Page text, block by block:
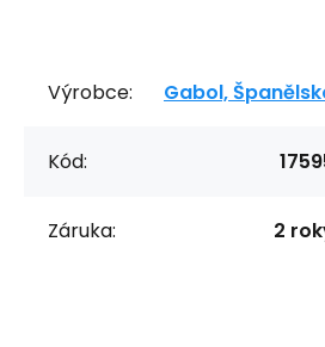
Výrobce: Gabol,
Kód:
Záruka: 2